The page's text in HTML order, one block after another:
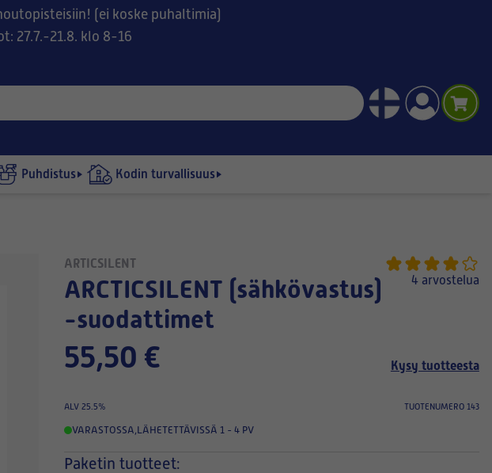
(ei koske puhaltimia)
27.7.-21.8. klo 8-16
Puhdistus Kodin turvallisuus
ARTICSILENT
ARCTICSILENT (sähkövastus)
-suodattimet
4 arvostelua
55,50 € Kysy tuotteesta
ALV 25.5% TUOTENUMERO 143
VARASTOSSA,LÄHETETTÄVISSÄ 1 - 4 PV
Paketin tuotteet: